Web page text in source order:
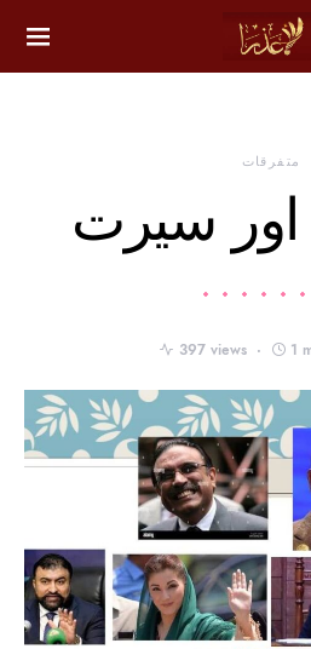
متفرقات
سیرت
397 views 1